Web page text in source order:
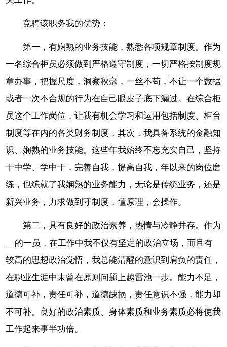
竞聘该职务我的优势：
第一，有娴熟的业务技能，熟悉各项规章制度。作为
一名综合柜员必须做到严格遵守制度，一切严格按制度规
章办事，把握尺度，洞察秋毫，一丝不苟，不让一个数据
或者一次不合规的行为在自己眼皮子底下漏过。在综合柜
员这个工作岗位，让我有机会学习和运用包括制度、柜台
制度等在内的各类财务制度，其次，我具备系统的金融知
识、娴熟的业务技能。这些年我始终不忘充实自己，坚持
干中学、学中干，完善自我，提高自我，年以来的岗位磨
练，也练就了我娴熟的业务能力，无论是传统业务，还是
新兴业务，力求做到守制度，懂原理，会操作。
第二，具有良好的政治素养，热情与冷静并存。作为
__的一员，在工作中我不仅有坚定的政治立场，而且有
较高的思想政治觉悟，我总能清醒的意识到肩负的责任，
在职业生涯中未曾在原则问题上越雷池一步。能力不足，
道德可补，责任可补，道德缺损，责任意识不强，能力却
不可补。良好的政治素质、身体素质和业务素质必将使我
工作起来事半功倍。